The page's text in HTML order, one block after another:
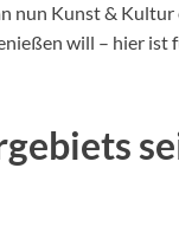
nun Kunst &
will – hier ist